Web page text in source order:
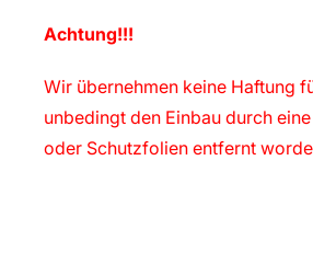
Achtung!!!
Wir übernehmen keine Haftung
unbedingt den Einbau durch
oder Schutzfolien entfernt